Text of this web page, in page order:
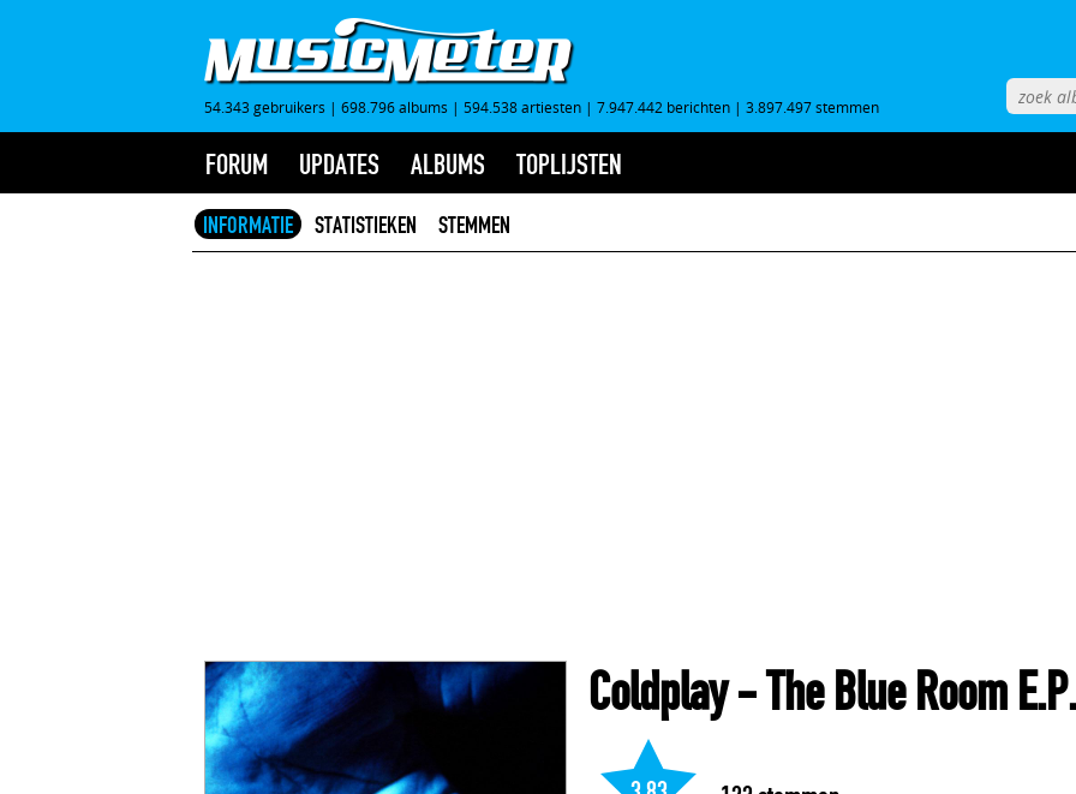
54.343 gebruikers | 698.796 albums | 594.538 artiesten | 7.947.442 berichten | 3.897.497 stemmen
FORUM UPDATES ALBUMS TOPLIJSTEN
INFORMATIE STATISTIEKEN STEMMEN
Coldplay- The Blue Room E.P.